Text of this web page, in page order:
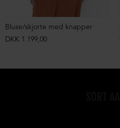
Bluse/skjorte med knapper
DKK 1.199,00